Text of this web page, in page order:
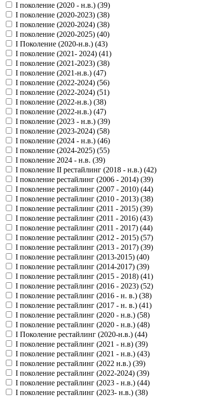
I поколение (2020 - н.в.) (39)
I поколение (2020-2023) (38)
I поколение (2020-2024) (38)
I поколение (2020-2025) (40)
I Поколение (2020-н.в.) (43)
I поколение (2021- 2024) (41)
I поколение (2021-2023) (38)
I поколение (2021-н.в.) (47)
I поколение (2022-2024) (56)
I поколение (2022-2024) (51)
I поколение (2022-н.в.) (38)
I поколение (2022-н.в.) (47)
I поколение (2023 - н.в.) (39)
I поколение (2023-2024) (58)
I поколение (2024 - н.в.) (46)
I поколение (2024-2025) (55)
I поколение 2024 - н.в. (39)
I поколение II рестайлинг (2018 - н.в.) (42)
I поколение рестайлинг (2006 - 2014) (39)
I поколение рестайлинг (2007 - 2010) (44)
I поколение рестайлинг (2010 - 2013) (38)
I поколение рестайлинг (2011 - 2015) (39)
I поколение рестайлинг (2011 - 2016) (43)
I поколение рестайлинг (2011 - 2017) (44)
I поколение рестайлинг (2012 - 2015) (57)
I поколение рестайлинг (2013 - 2017) (39)
I поколение рестайлинг (2013-2015) (40)
I поколение рестайлинг (2014-2017) (39)
I поколение рестайлинг (2015 - 2018) (41)
I поколение рестайлинг (2016 - 2023) (52)
I поколение рестайлинг (2016 - н. в.) (38)
I поколение рестайлинг (2017 - н. в.) (41)
I поколение рестайлинг (2020 - н.в.) (58)
I поколение рестайлинг (2020 - н.в.) (48)
I Поколение рестайлинг (2020-н.в.) (44)
I поколение рестайлинг (2021 - н.в) (39)
I поколение рестайлинг (2021 - н.в.) (43)
I поколение рестайлинг (2022 н.в.) (39)
I поколение рестайлинг (2022-2024) (39)
I поколение рестайлинг (2023 - н.в.) (44)
I поколение рестайлинг (2023- н.в.) (38)